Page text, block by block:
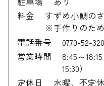
料金
すずめ小鯛の
※手作りのた
電話番号
0770-52-
営業時間
8:45～
15:30）
定休日
水曜、不定休